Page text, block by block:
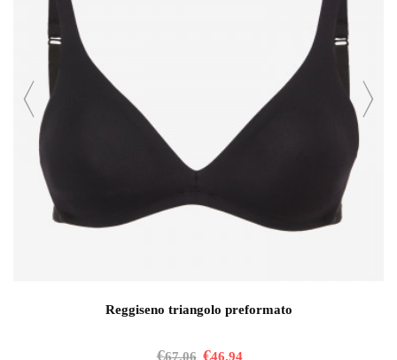
Reggiseno triangolo preformato
€67.06 €46.94